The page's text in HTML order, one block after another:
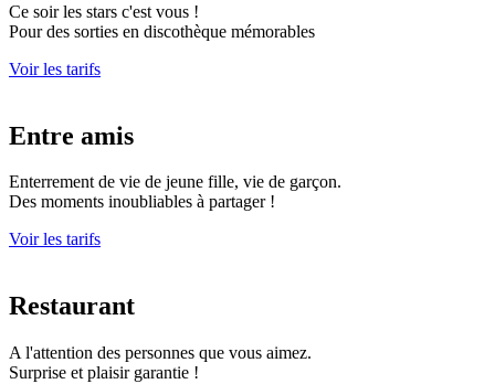
Ce soir les stars c'est vous !
Pour des sorties en discothèque mémorables
Voir les tarifs
Entre amis
Enterrement de vie de jeune fille, vie de garçon.
Des moments inoubliables à partager !
Voir les tarifs
Restaurant
A l'attention des personnes que vous aimez.
Surprise et plaisir garantie !